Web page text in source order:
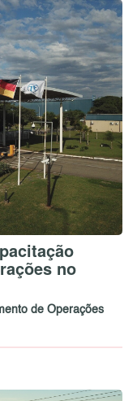
no
de Operações